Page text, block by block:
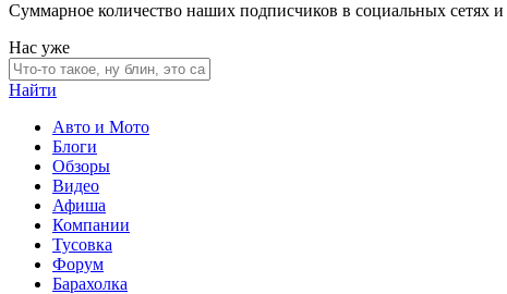
Суммарное количество наших подписчиков в социальных сетях и
Нас уже
Найти
Авто и Мото
Блоги
Обзоры
Видео
Афиша
Компании
Тусовка
Форум
Барахолка